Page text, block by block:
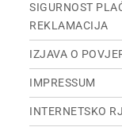
SIGURNOST
REKLAMACIJA
IZJAVA O
IMPRESSUM
INTERNETSKO